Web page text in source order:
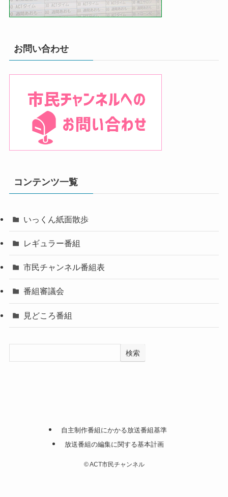
お問い合わせ
コンテンツ一覧
いっくん紙面散歩
レギュラー番組
市民チャンネル番組表
番組審議会
見どころ番組
検索
自主制作番組にかかる放送番組基準
放送番組の編集に関する基本計画
©ACT市民チャンネル